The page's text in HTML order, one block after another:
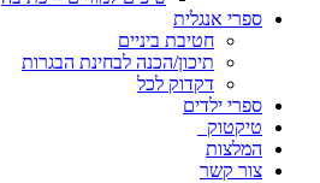
ספרי אנגלית
חטיבת ביניים
תיכון/הכנה לבחינת הבגרות
דקדוק לכל
ספרי ילדים
טיקטוק
המלצות
צור קשר